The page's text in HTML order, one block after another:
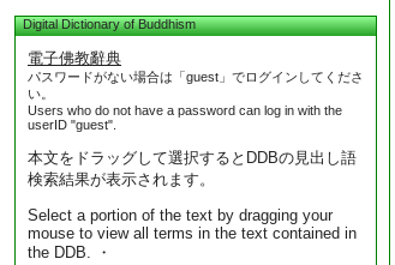
Digital Dictionary of Buddhism
電子佛教辭典
パスワードがない場合は「guest」でログインしてくださ
い。
Users who do not have a password can log in with the
userID "guest".
本文をドラッグして選択するとDDBの見出し語
検索結果が表示されます。
Select a portion of the text by dragging your
mouse to view all terms in the text contained in
the DDB. ・